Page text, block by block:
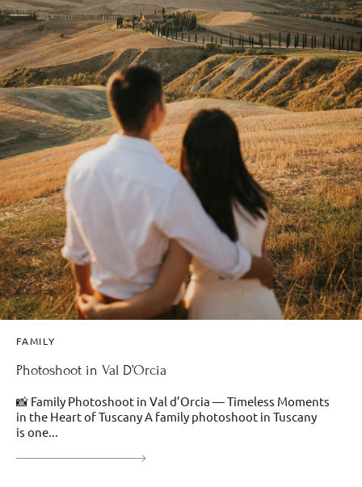
FAMILY
Photoshoot in Val D’Orcia
📸 Family Photoshoot in Val d’Orcia — Timeless Moments
in the Heart of Tuscany A family photoshoot in Tuscany
is one...